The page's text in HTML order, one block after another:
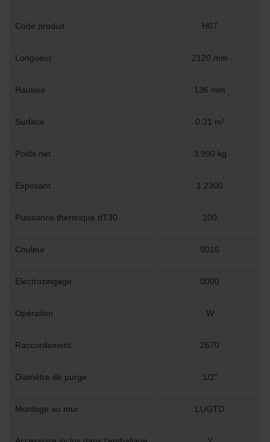
Code produit H07
Longueur 2120 mm
Hauteur 136 mm
Surface 0.31 m²
Poids net 3.990 kg
Exposant 1.2300
Puissance thermique dT30 100
Couleur 9016
Electrozingage 0000
Opération W
Raccordement 2670
Diamètre de purge 1/2"
Montage au mur LUGTD